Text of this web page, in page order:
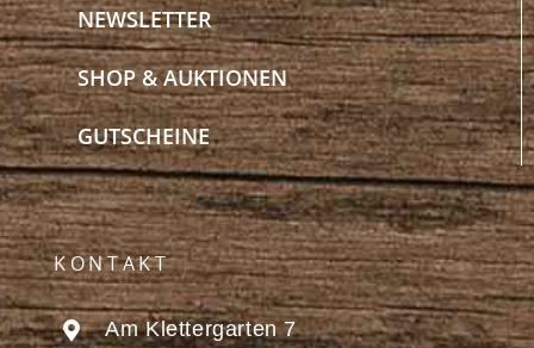
NEWSLETTER
SHOP & AUKTIONEN
GUTSCHEINE
KONTAKT
Am Klettergarten 7